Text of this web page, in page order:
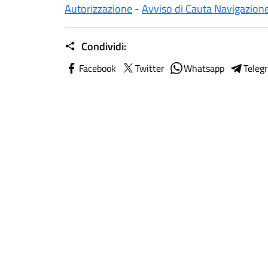
Autorizzazione-Avviso di Cauta
Condividi:
Facebook Twitter Whatsapp